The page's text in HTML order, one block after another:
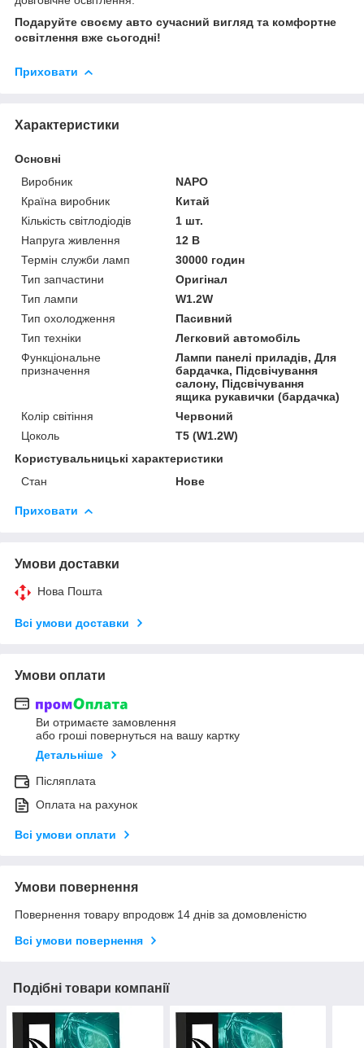
Подаруйте своєму авто сучасний вигляд та комфортне
освітлення вже сьогодні!
Приховати
Характеристики
Основні
Виробник
NAPO
Країна виробник
Китай
Кількість світлодіодів
1 шт.
Напруга живлення
12 В
Термін служби ламп
30000 годин
Тип запчастини
Оригінал
Тип лампи
W1.2W
Тип охолодження
Пасивний
Тип техніки
Легковий автомобіль
Функціональне
призначення
Лампи панелі приладів, Для
бардачка, Підсвічування
салону, Підсвічування
ящика рукавички (бардачка)
Колір світіння
Червоний
Цоколь
T5 (W1.2W)
Користувальницькі характеристики
Стан
Нове
Приховати
Умови доставки
Нова Пошта
Всі умови доставки
Умови оплати
Ви отримаєте замовлення
або гроші повернуться на вашу картку
Детальніше
Післяплата
Оплата на рахунок
Всі умови оплати
Умови повернення
Повернення товару впродовж 14 днів за домовленістю
Всі умови повернення
Подібні товари компанії